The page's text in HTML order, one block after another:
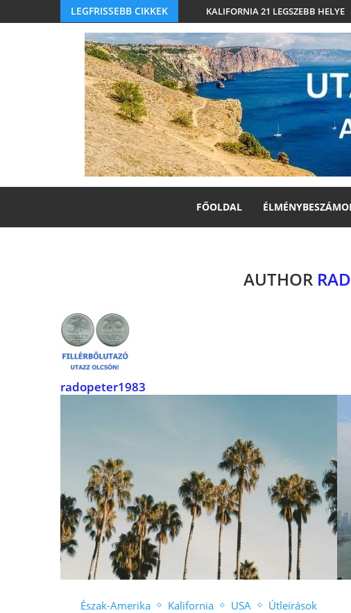
LEGFRISSEBB CIKKEK KALIFORNIA 21 LEGSZEBB HELYE
FŐOLDAL
AUTHOR
radopeter1983
Észak-Amerika Kalifornia USA Útleírások